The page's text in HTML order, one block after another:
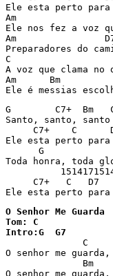
Ele
Am
Ele nos fez a voz
Am
Preparadores do
C
A voz que clama
Am      Bm
Ele é messias
G        C7+  Bm
Santo, santo,
C7+    C
Ele esta perto para
G
Toda honra, toda
C7+   C
O Senhor Me Guarda
Tom: C
Intro:G  G7
C
O senhor me
Bm
O senhor me